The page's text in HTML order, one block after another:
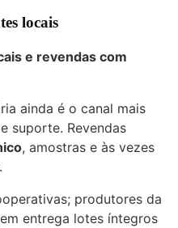
locais
e revendas com
ainda é o canal mais
suporte. Revendas
, amostras e às vezes
produtores da
entrega lotes íntegros